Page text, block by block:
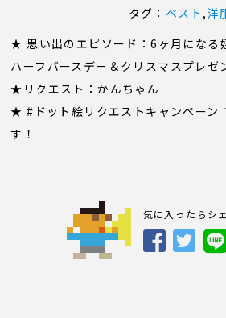
タグ： ベスト ,洋
★ 思い出のエピソード：6ヶ月になる
ハーフバースデー＆クリスマスプレゼ
★リクエスト：かんちゃん
★ #ドット絵リクエストキャンペーン
す！
気に入ったらシ